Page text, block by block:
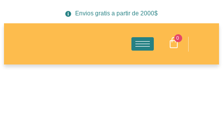
Envios gratis a partir de 2000$
0